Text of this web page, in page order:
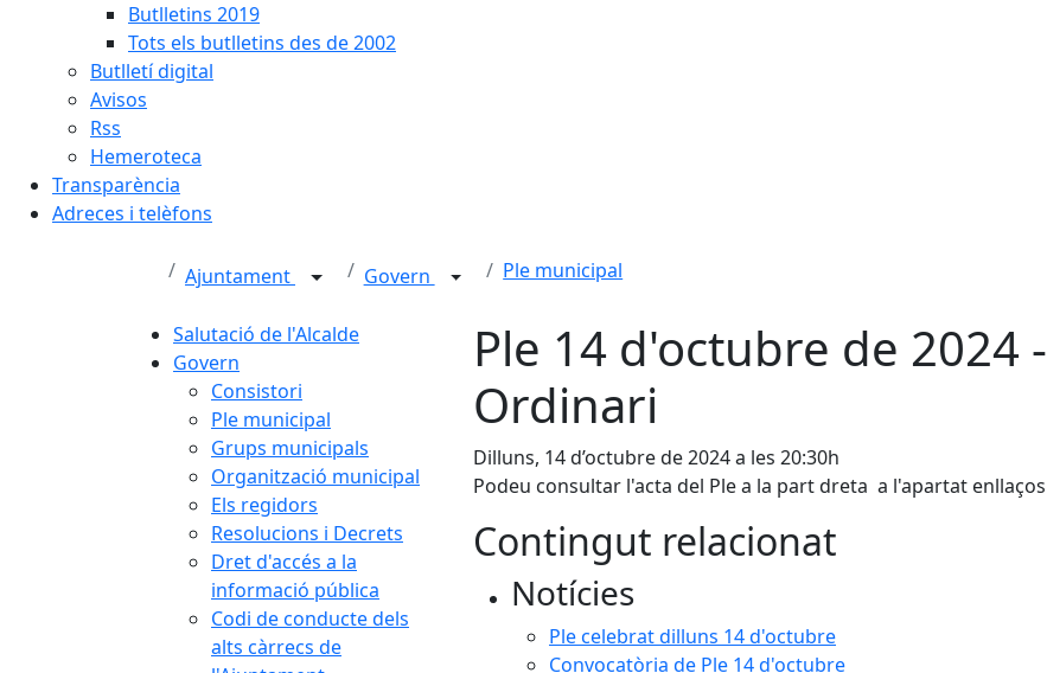
Butlletins 2019
Tots els butlletins des de 2002
Butlletí digital
Avisos
Rss
Hemeroteca
Transparència
Adreces i telèfons
Ajuntament Govern Ple municipal
Salutació de l'Alcalde
Govern
Consistori
Ple municipal
Grups municipals
Organització municipal
Els regidors
Resolucions i Decrets
Dret d'accés a la
informació pública
Codi de conducte dels
alts càrrecs de
Ple 14 d'octubre de 2024 -
Ordinari
Dilluns, 14 d’octubre de 2024 a les 20:30h
Podeu consultar l'acta del Ple a la part dreta a l'apartat enllaços
Contingut relacionat
Notícies
Ple celebrat dilluns 14 d'octubre
Convocatòria de Ple 14 d'octubre